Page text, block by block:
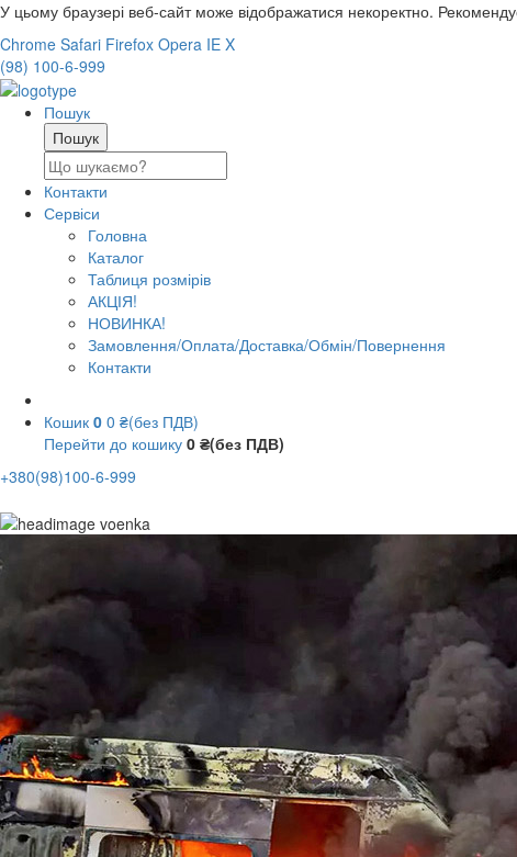
У цьому браузері веб-сайт може відображатися некоректно.
Chrome Safari Firefox Opera IE X
(98) 100-6-999
Пошук
Контакти
Сервіси
Головна
Каталог
Таблиця розмірів
АКЦІЯ!
НОВИНКА!
Замовлення/Оплата/Доставка/Обмін/Повернення
Контакти
Кошик 0 0 ₴(без ПДВ)
Перейти до кошику 0 ₴(без ПДВ)
+380(98)100-6-999